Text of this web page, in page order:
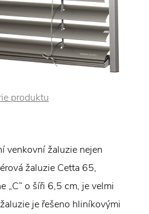
produktu
venkovní žaluzie nejen
žaluzie Cetta 65,
„C“ o šíři 6,5 cm, je velmi
je řešeno hliníkovými